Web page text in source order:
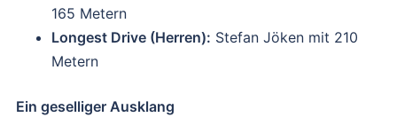
165 Metern
Longest Drive (Herren): Stefan Jöken mit 210
Metern
Ein geselliger Ausklang